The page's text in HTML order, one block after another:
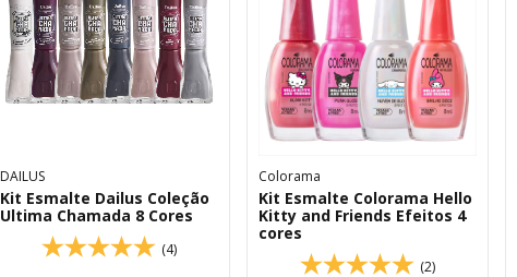
DAILUS
Kit Esmalte Dailus Coleção
Ultima Chamada 8 Cores
(4)
Colorama
Kit Esmalte Colorama Hello
Kitty and Friends Efeitos 4
cores
(2)